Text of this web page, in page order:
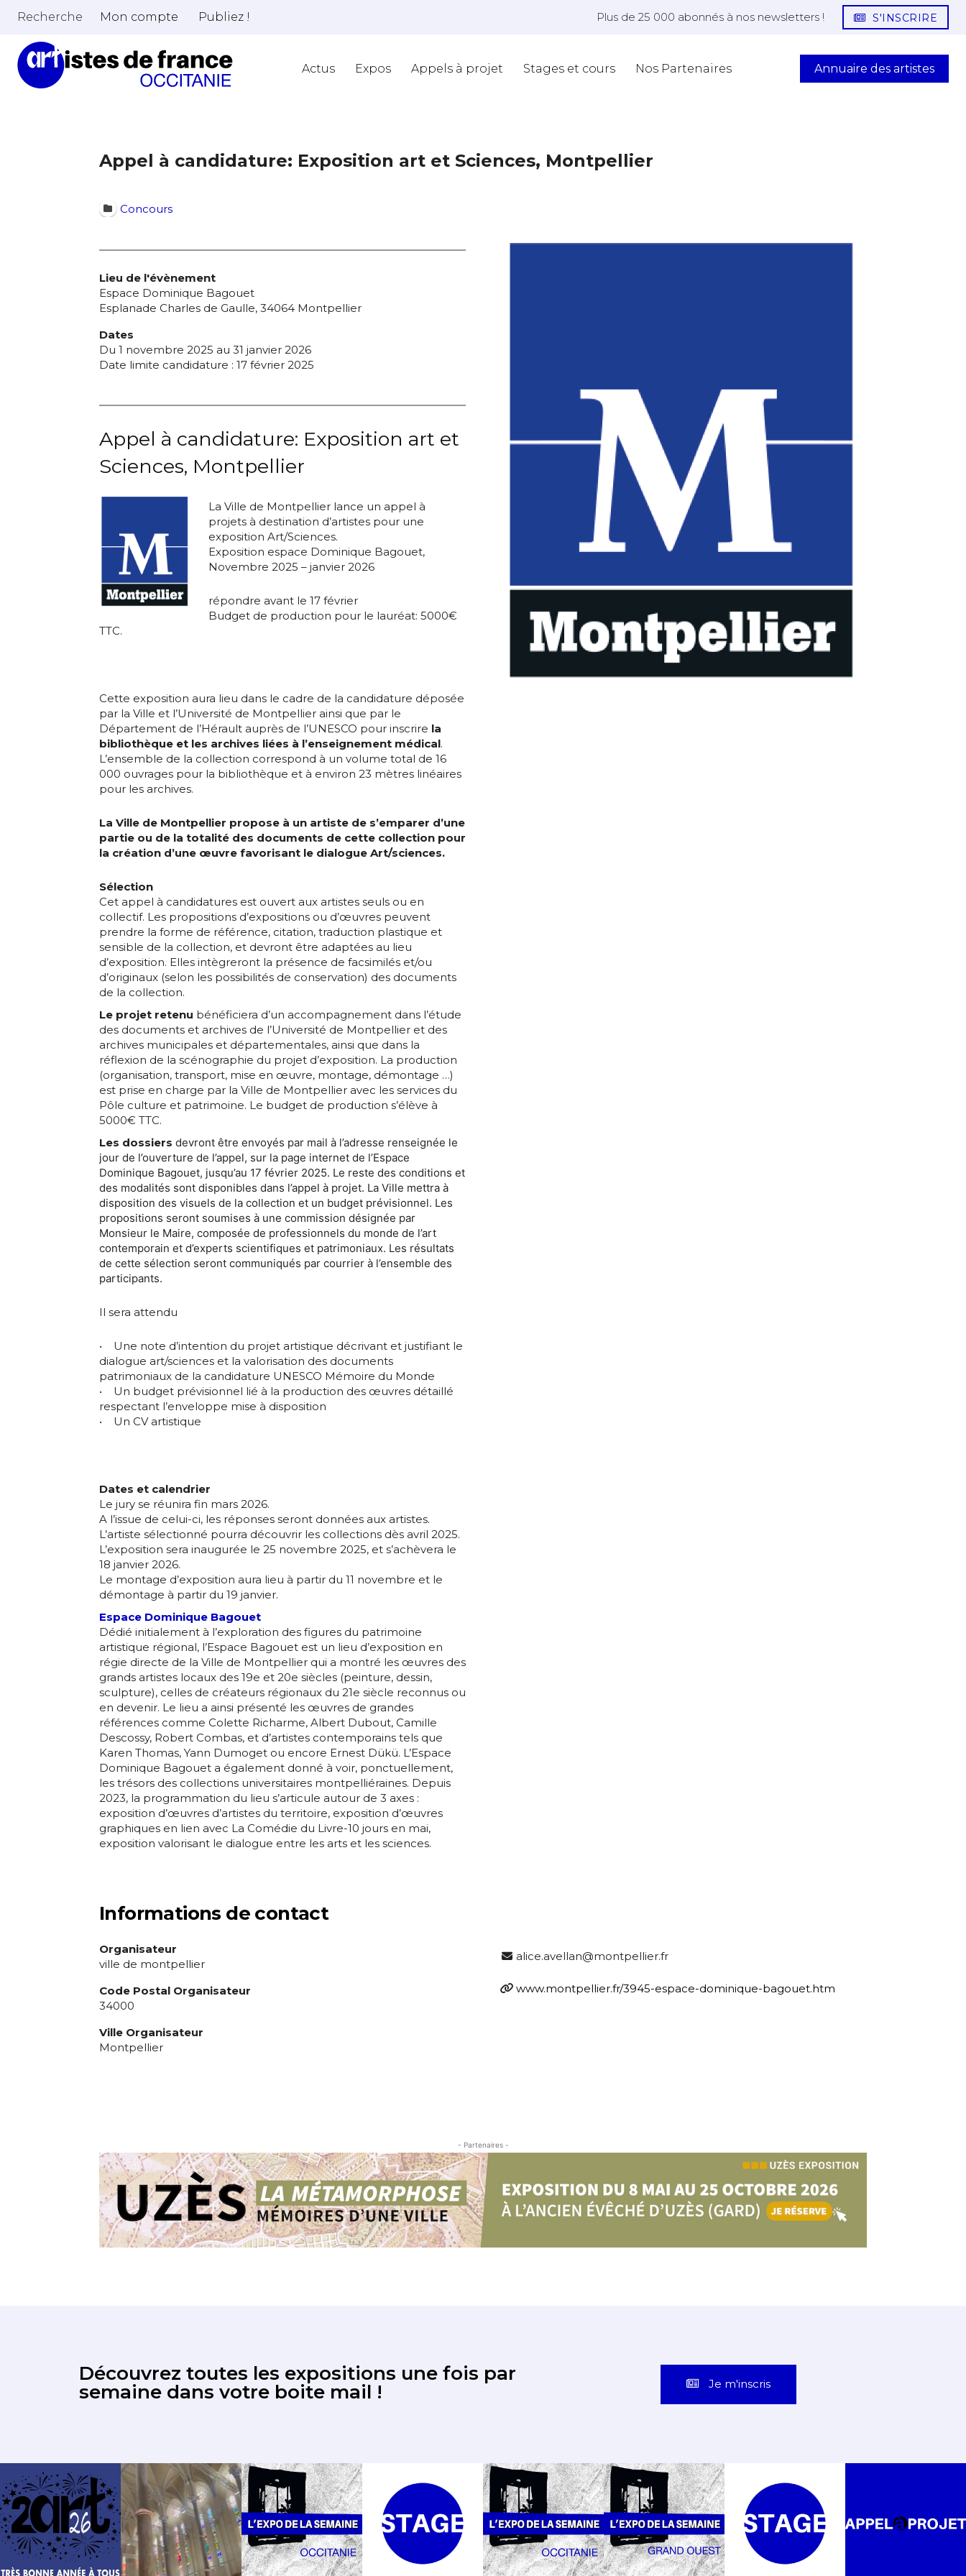
Adresse email*
Nom
Prénom
Statut / Organisation
J'accepte les
* Champ obligatoire
Adresse email*
Nom
Prénom
Statut / Organisation
J'accepte lestermes et conditions
* Champ obligatoire
Recherche Mon compte Publiez ! Plus de 25 000 abonnés à nos newsletters ! S'INSCRIRE
Actus Expos Appels à projet Stages et cours Nos Partenaires Annuaire des artistes
Appel à candidature: Exposition art et Sciences, Montpellier
Concours
Lieu de l'évènement
Espace Dominique Bagouet
Esplanade Charles de Gaulle, 34064 Montpellier
Dates
Du 1 novembre 2025 au 31 janvier 2026
Date limite candidature : 17 février 2025
Appel à candidature: Exposition art et
Sciences, Montpellier
La Ville de Montpellier lance un appel à
projets à destination d’artistes pour une
exposition Art/Sciences.
Exposition espace Dominique Bagouet,
Novembre 2025 – janvier 2026
répondre avant le 17 février
Budget de production pour le lauréat: 5000€
TTC.
Cette exposition aura lieu dans le cadre de la candidature déposée
par la Ville et l’Université de Montpellier ainsi que par le
Département de l’Hérault auprès de l’UNESCO pour inscrire la
bibliothèque et les archives liées à l’enseignement médical.
L’ensemble de la collection correspond à un volume total de 16
000 ouvrages pour la bibliothèque et à environ 23 mètres linéaires
pour les archives.
La Ville de Montpellier propose à un artiste de s’emparer d’une
partie ou de la totalité des documents de cette collection pour
la création d’une œuvre favorisant le dialogue Art/sciences.
Sélection
Cet appel à candidatures est ouvert aux artistes seuls ou en
collectif. Les propositions d’expositions ou d’œuvres peuvent
prendre la forme de référence, citation, traduction plastique et
sensible de la collection, et devront être adaptées au lieu
d’exposition. Elles intègreront la présence de facsimilés et/ou
d’originaux (selon les possibilités de conservation) des documents
de la collection.
Le projet retenu bénéficiera d’un accompagnement dans l’étude
des documents et archives de l’Université de Montpellier et des
archives municipales et départementales, ainsi que dans la
réflexion de la scénographie du projet d’exposition. La production
(organisation, transport, mise en œuvre, montage, démontage …)
est prise en charge par la Ville de Montpellier avec les services du
Pôle culture et patrimoine. Le budget de production s’élève à
5000€ TTC.
Les dossiers devront être envoyés par mail à l’adresse renseignée le
jour de l’ouverture de l’appel, sur la page internet de l’Espace
Dominique Bagouet, jusqu’au 17 février 2025. Le reste des conditions et
des modalités sont disponibles dans l’appel à projet. La Ville mettra à
disposition des visuels de la collection et un budget prévisionnel. Les
propositions seront soumises à une commission désignée par
Monsieur le Maire, composée de professionnels du monde de l’art
contemporain et d’experts scientifiques et patrimoniaux. Les résultats
de cette sélection seront communiqués par courrier à l’ensemble des
participants.
Il sera attendu
• Une note d’intention du projet artistique décrivant et justifiant le
dialogue art/sciences et la valorisation des documents
patrimoniaux de la candidature UNESCO Mémoire du Monde
• Un budget prévisionnel lié à la production des œuvres détaillé
respectant l’enveloppe mise à disposition
• Un CV artistique
Dates et calendrier
Le jury se réunira fin mars 2026.
A l’issue de celui-ci, les réponses seront données aux artistes.
L’artiste sélectionné pourra découvrir les collections dès avril 2025.
L’exposition sera inaugurée le 25 novembre 2025, et s’achèvera le
18 janvier 2026.
Le montage d’exposition aura lieu à partir du 11 novembre et le
démontage à partir du 19 janvier.
Espace Dominique Bagouet
Dédié initialement à l’exploration des figures du patrimoine
artistique régional, l’Espace Bagouet est un lieu d’exposition en
régie directe de la Ville de Montpellier qui a montré les œuvres des
grands artistes locaux des 19e et 20e siècles (peinture, dessin,
sculpture), celles de créateurs régionaux du 21e siècle reconnus ou
en devenir. Le lieu a ainsi présenté les œuvres de grandes
références comme Colette Richarme, Albert Dubout, Camille
Descossy, Robert Combas, et d’artistes contemporains tels que
Karen Thomas, Yann Dumoget ou encore Ernest Dükü. L’Espace
Dominique Bagouet a également donné à voir, ponctuellement,
les trésors des collections universitaires montpelliéraines. Depuis
2023, la programmation du lieu s’articule autour de 3 axes :
exposition d’œuvres d’artistes du territoire, exposition d’œuvres
graphiques en lien avec La Comédie du Livre-10 jours en mai,
exposition valorisant le dialogue entre les arts et les sciences.
Informations de contact
Organisateur
ville de montpellier
Code Postal Organisateur
34000
Ville Organisateur
Montpellier
alice.avellan@montpellier.fr
www.montpellier.fr/3945-espace-dominique-bagouet.htm
- Partenaires -
Découvrez toutes les expositions une fois par
semaine dans votre boite mail !
Je m'inscris